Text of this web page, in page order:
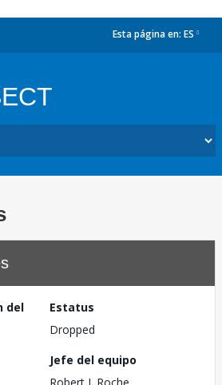
Esta página en: ES
del
Estatus
Dropped
Jefe del equipo